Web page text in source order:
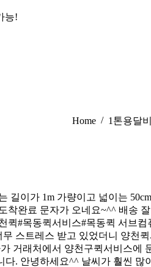
능!
You are here:
Home 1톤용달
길이가 1m 가량이고 넓이는
착완료 문자가 오네요~^^ 배송
퀵#목동퀵서비스#목동퀵 서브
스트레스 받고 있었더니 양천
거래처에서 양천구퀵서비스에
다. 안녕하세요^^ 날씨가 훨씬